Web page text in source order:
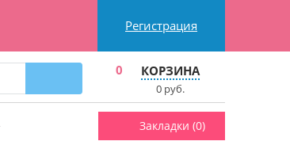
Регистрация
0 КОРЗИНА
0руб.
Закладки (0)